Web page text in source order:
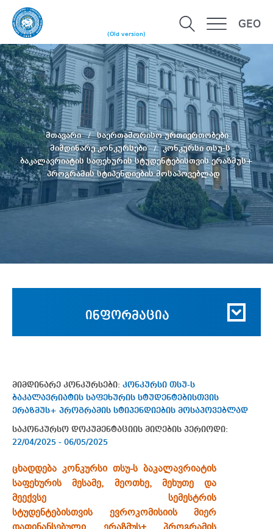
(Old version)
GEO
მთავარი
საერთაშორისო ურთიერთობები
მიმდინარე კონკურსები
კონკურსი თსუ-ს
ბაკალავრიატის საფეხურის სტუდენტებისთვის ერაზმუს+
პროგრამის სტიპენდიების მოსაპოვებლად
ინფორმაცია
მიმდინარე კონკურსები: კონკურსი თსუ-ს
ბაკალავრიატის საფეხურის სტუდენტებისთვის
ერაზმუს+ პროგრამის სტიპენდიების მოსაპოვებლად
საკონკურსო დოკუმენტაციის მიღების პერიოდი:
22/04/2025 - 06/05/2025
ცხადდება კონკურსი თსუ-ს ბაკალავრიატის
საფეხურის მესამე, მეოთხე, მეხუთე და
მეექვსე სემესტრის
სტუდენტებისთვის ევროკომისიის მიერ